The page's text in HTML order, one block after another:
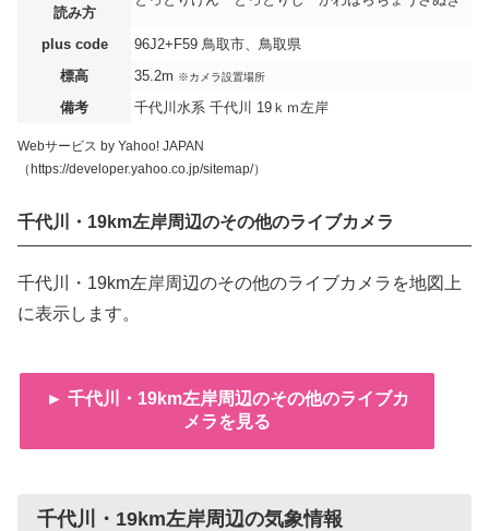
読み方
plus code
96J2+F59 鳥取市、鳥取県
標高
35.2m ※カメラ設置場所
備考 千代川水系 千代川 19ｋｍ左岸
Webサービス by Yahoo! JAPAN
（https://developer.yahoo.co.jp/sitemap/）
千代川・19km左岸周辺のその他のライブカメラ
千代川・19km左岸周辺のその他のライブカメラを地図上
に表示します。
► 千代川・19km左岸周辺のその他のライブカ
メラを見る
千代川・19km左岸周辺の気象情報